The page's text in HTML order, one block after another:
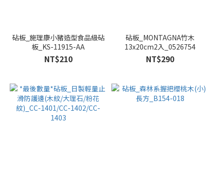
砧板_施理康小豬造型食品級砧
板_KS-11915-AA
NT$210
砧板_MONTAGNA竹木
13x20cm2入_0526754
NT$290